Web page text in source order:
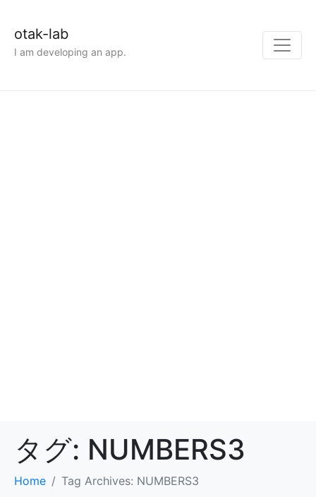
otak-lab
I am developing an app.
タグ: NUMBERS3
Home Tag Archives: NUMBERS3